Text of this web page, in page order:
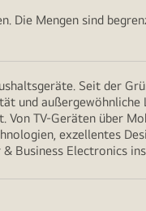
Die Mengen sind
Seit der
und außergewöhnliche
Von TV-Geräten über
exzellentes
Business Electronics